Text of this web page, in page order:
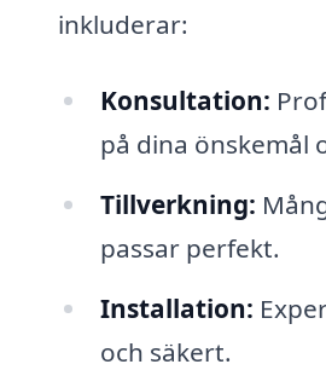
inkluderar:
Konsultation:
på dina önskemål
Tillverkning:
passar perfekt.
Installation:
och säkert.